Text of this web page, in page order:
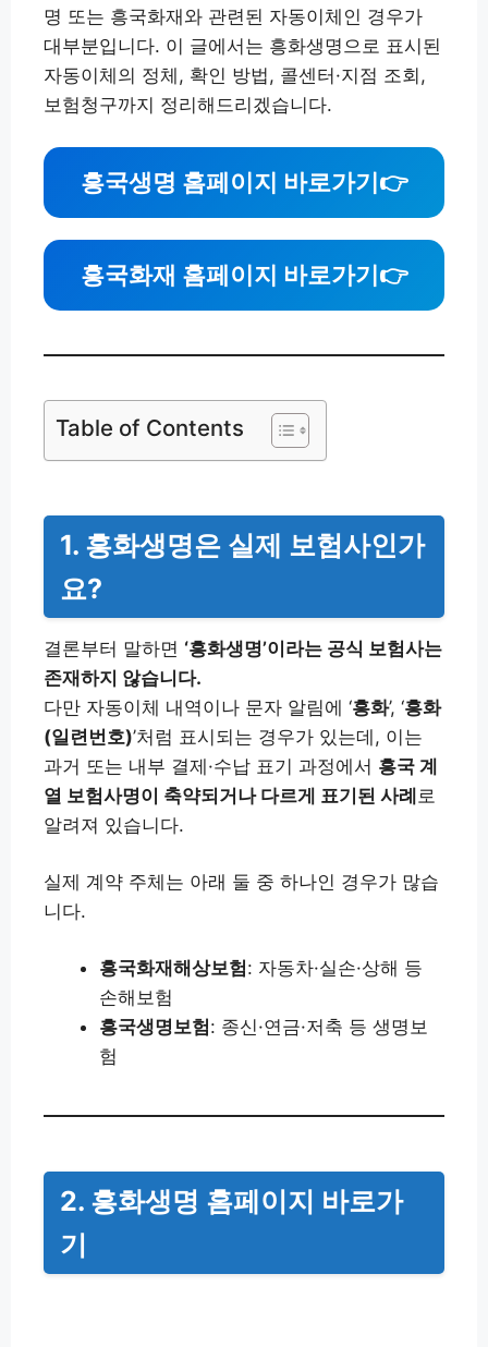
명 또는 흥국화재와 관련된 자동이체인 경우가
대부분입니다. 이 글에서는 흥화생명으로 표시된
자동이체의 정체, 확인 방법, 콜센터·지점 조회,
보험청구까지 정리해드리겠습니다.
흥국생명 홈페이지 바로가기 👉
흥국화재 홈페이지 바로가기 👉
Table of Contents
1. 흥화생명은 실제 보험사인가
요?
결론부터 말하면 ‘흥화생명’이라는 공식 보험사는
존재하지 않습니다.
다만 자동이체 내역이나 문자 알림에 ‘흥화’, ‘흥화
(일련번호)’처럼 표시되는 경우가 있는데, 이는
과거 또는 내부 결제·수납 표기 과정에서 흥국 계
열 보험사명이 축약되거나 다르게 표기된 사례 로
알려져 있습니다.
실제 계약 주체는 아래 둘 중 하나인 경우가 많습
니다.
흥국화재해상보험: 자동차·실손·상해 등
손해보험
흥국생명보험: 종신·연금·저축 등 생명보
험
2. 흥화생명 홈페이지 바로가
기